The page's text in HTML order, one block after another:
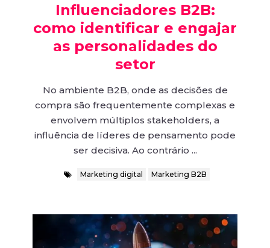
Influenciadores B2B:
como identificar e engajar
as personalidades do
setor
No ambiente B2B, onde as decisões de
compra são frequentemente complexas e
envolvem múltiplos stakeholders, a
influência de líderes de pensamento pode
ser decisiva. Ao contrário ...
Marketing digital Marketing B2B